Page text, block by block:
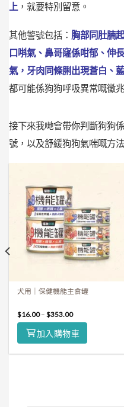
上 ，就要特別留意。
其他警號包括： 胸部同肚腩
口唞氣、鼻哥窿係咁郁、伸
氣，牙肉同條脷出現蒼白、
都可能係狗狗呼吸異常嘅徵
接下來我哋會帶你判斷狗狗
號，以及舒緩狗狗氣喘嘅方
犬用｜保健機能主食罐
$16.00–$353.00
加入購物車